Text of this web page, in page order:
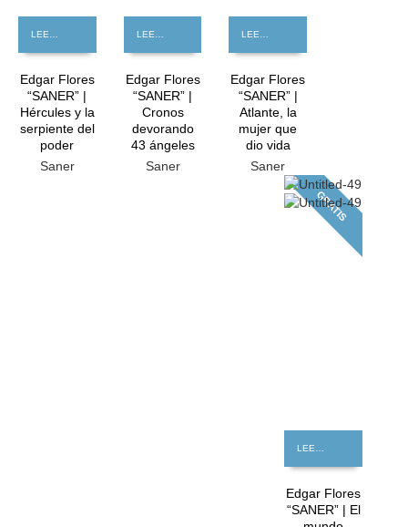
Edgar Flores
“SANER” |
Hércules y la
serpiente del
poder
Saner
Edgar Flores
“SANER” |
Cronos
devorando
43 ángeles
Saner
Edgar Flores
“SANER” |
Atlante, la
mujer que
dio vida
Saner
GRATIS
Edgar Flores
“SANER” | El